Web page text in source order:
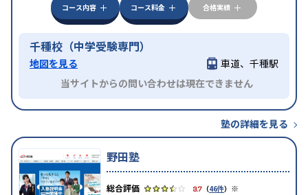
コース内容
コース料金 合格実績
千種校（中学受験専門）
地図を見る
車道、千種駅
当サイトからの問い合わせは現在できません
塾の詳細を見る
野田塾
3.7 （46件） ※